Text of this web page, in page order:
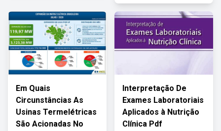
Em Quais
Circunstâncias As
Usinas Termelétricas
São Acionadas No
Interpretação De
Exames Laboratoriais
Aplicados à Nutrição
Clínica Pdf